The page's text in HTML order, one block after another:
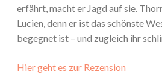
erfährt, macht er Jagd auf sie.
Lucien, denn er ist das schönste
begegnet ist – und zugleich ihr
Hier geht es zur Rezension